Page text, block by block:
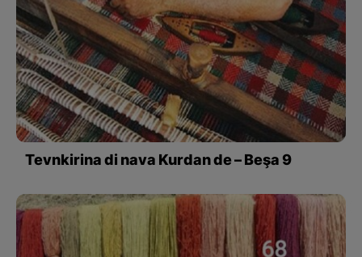
Tevnkirina di nava Kurdan de – Beşa 9